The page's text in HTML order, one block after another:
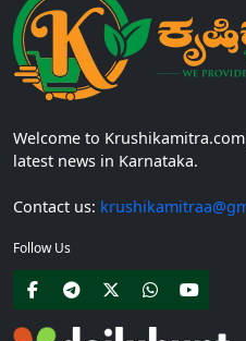
Welcome to
latest news in Karnataka.
Contact us:
Follow Us